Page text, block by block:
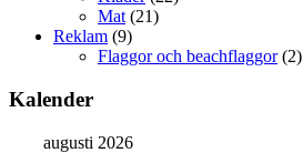
Mat (21)
Reklam (9)
Flaggor och beachflaggor(2)
Kalender
augusti 2026